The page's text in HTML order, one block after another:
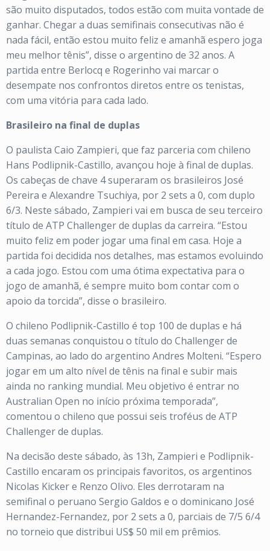
são muito disputados, todos estão com muita vontade de
ganhar. Chegar a duas semifinais consecutivas não é
nada fácil, então estou muito feliz e amanhã espero joga
meu melhor tênis”, disse o argentino de 32 anos. A
partida entre Berlocq e Rogerinho vai marcar o
desempate nos confrontos diretos entre os tenistas,
com uma vitória para cada lado.
Brasileiro na final de duplas
O paulista Caio Zampieri, que faz parceria com chileno
Hans Podlipnik-Castillo, avançou hoje à final de duplas.
Os cabeças de chave 4 superaram os brasileiros José
Pereira e Alexandre Tsuchiya, por 2 sets a 0, com duplo
6/3. Neste sábado, Zampieri vai em busca de seu terceiro
título de ATP Challenger de duplas da carreira. “Estou
muito feliz em poder jogar uma final em casa. Hoje a
partida foi decidida nos detalhes, mas estamos evoluindo
a cada jogo. Estou com uma ótima expectativa para o
jogo de amanhã, é sempre muito bom contar com o
apoio da torcida”, disse o brasileiro.
O chileno Podlipnik-Castillo é top 100 de duplas e há
duas semanas conquistou o título do Challenger de
Campinas, ao lado do argentino Andres Molteni. “Espero
jogar em um alto nível de tênis na final e subir mais
ainda no ranking mundial. Meu objetivo é entrar no
Australian Open no início próxima temporada”,
comentou o chileno que possui seis troféus de ATP
Challenger de duplas.
Na decisão deste sábado, às 13h, Zampieri e Podlipnik-
Castillo encaram os principais favoritos, os argentinos
Nicolas Kicker e Renzo Olivo. Eles derrotaram na
semifinal o peruano Sergio Galdos e o dominicano José
Hernandez-Fernandez, por 2 sets a 0, parciais de 7/5 6/4
no torneio que distribui US$ 50 mil em prêmios.